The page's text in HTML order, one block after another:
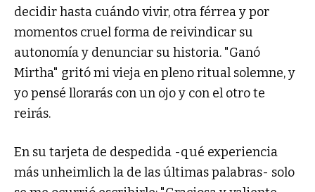
decidir hasta cuándo vivir, otra férrea y por
momentos cruel forma de reivindicar su
autonomía y denunciar su historia. "Ganó
Mirtha" gritó mi vieja en pleno ritual solemne, y
yo pensé llorarás con un ojo y con el otro te
reirás.
En su tarjeta de despedida -qué experiencia
más unheimlich la de las últimas palabras- solo